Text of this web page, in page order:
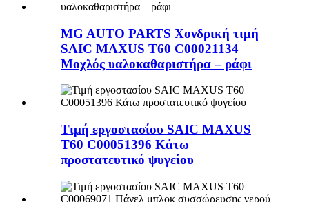
MG AUTO PARTS Χονδρική τιμή
SAIC MAXUS T60 C00021134
Μοχλός υαλοκαθαριστήρα – ράφι
Τιμή εργοστασίου SAIC MAXUS
T60 C00051396 Κάτω
προστατευτικό ψυγείου